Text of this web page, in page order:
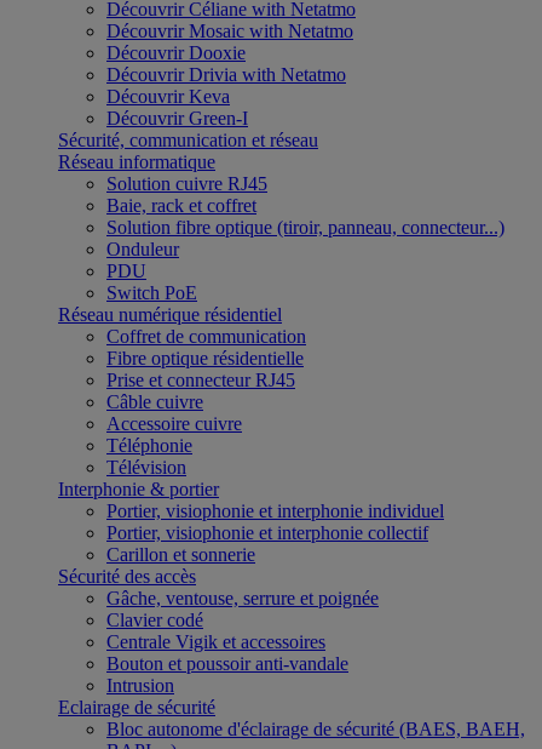
Découvrir Céliane with Netatmo
Découvrir Mosaic with Netatmo
Découvrir Dooxie
Découvrir Drivia with Netatmo
Découvrir Keva
Découvrir Green-I
Sécurité, communication et réseau
Réseau informatique
Solution cuivre RJ45
Baie, rack et coffret
Solution fibre optique (tiroir, panneau, connecteur...)
Onduleur
PDU
Switch PoE
Réseau numérique résidentiel
Coffret de communication
Fibre optique résidentielle
Prise et connecteur RJ45
Câble cuivre
Accessoire cuivre
Téléphonie
Télévision
Interphonie & portier
Portier, visiophonie et interphonie individuel
Portier, visiophonie et interphonie collectif
Carillon et sonnerie
Sécurité des accès
Gâche, ventouse, serrure et poignée
Clavier codé
Centrale Vigik et accessoires
Bouton et poussoir anti-vandale
Intrusion
Eclairage de sécurité
Bloc autonome d'éclairage de sécurité (BAES, BAEH,